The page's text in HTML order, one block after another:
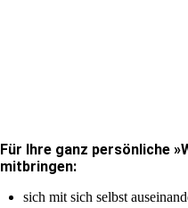
Für Ihre ganz persönliche
mitbringen:
sich mit sich selbst